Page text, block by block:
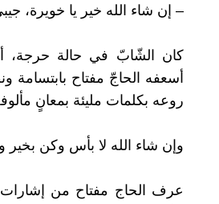
– إن شاء الله خير يا خويرة،
كان الشّابّ في حالة حرجة،
أسعفه الحاجّ مفتاح
روعه بكلمات مليئة بمعانٍ
وإن شاء الله لا بأس وكن بخير
عرف الحاج مفتاح من إشارات